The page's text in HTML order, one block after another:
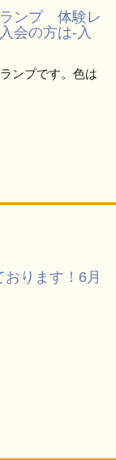
ランプ 体験レ
会の方は-入
ンプです。色は
ります！6月